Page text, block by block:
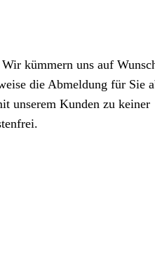
kümmern uns auf
die Abmeldung für Sie
unserem Kunden zu keiner